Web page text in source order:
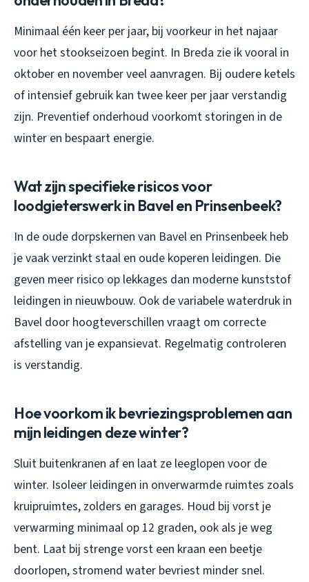
Minimaal één keer per jaar, bij voorkeur in het najaar
voor het stookseizoen begint. In Breda zie ik vooral in
oktober en november veel aanvragen. Bij oudere ketels
of intensief gebruik kan twee keer per jaar verstandig
zijn. Preventief onderhoud voorkomt storingen in de
winter en bespaart energie.
Wat zijn specifieke risicos voor
loodgieterswerk in Bavel en Prinsenbeek?
In de oude dorpskernen van Bavel en Prinsenbeek heb
je vaak verzinkt staal en oude koperen leidingen. Die
geven meer risico op lekkages dan moderne kunststof
leidingen in nieuwbouw. Ook de variabele waterdruk in
Bavel door hoogteverschillen vraagt om correcte
afstelling van je expansievat. Regelmatig controleren
is verstandig.
Hoe voorkom ik bevriezingsproblemen aan
mijn leidingen deze winter?
Sluit buitenkranen af en laat ze leeglopen voor de
winter. Isoleer leidingen in onverwarmde ruimtes zoals
kruipruimtes, zolders en garages. Houd bij vorst je
verwarming minimaal op 12 graden, ook als je weg
bent. Laat bij strenge vorst een kraan een beetje
doorlopen, stromend water bevriest minder snel.